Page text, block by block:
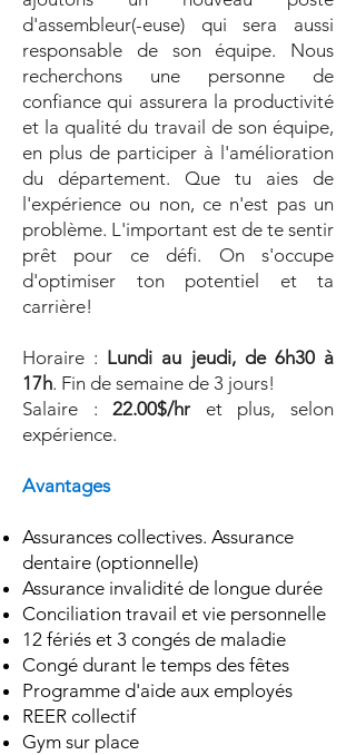
d'assembleur(-euse) qui sera aussi
responsable de son équipe. Nous
recherchons une personne de
confiance qui assurera la productivité
et la qualité du travail de son équipe,
en plus de participer à l'amélioration
du département. Que tu aies de
l'expérience ou non, ce n'est pas un
problème. L'important est de te sentir
prêt pour ce défi. On s'occupe
d'optimiser ton potentiel et ta
carrière!
Horaire : Lundi au jeudi, de 6h30 à
17h. Fin de semaine de 3 jours!
Salaire :22.00$/hr et plus, selon
expérience.
Avantages
Assurances collectives. Assurance
dentaire (optionnelle)
Assurance invalidité de longue durée
Conciliation travail et vie personnelle
12 fériés et 3 congés de maladie
Congé durant le temps des fêtes
Programme d'aide aux employés
REER collectif
Gym sur place